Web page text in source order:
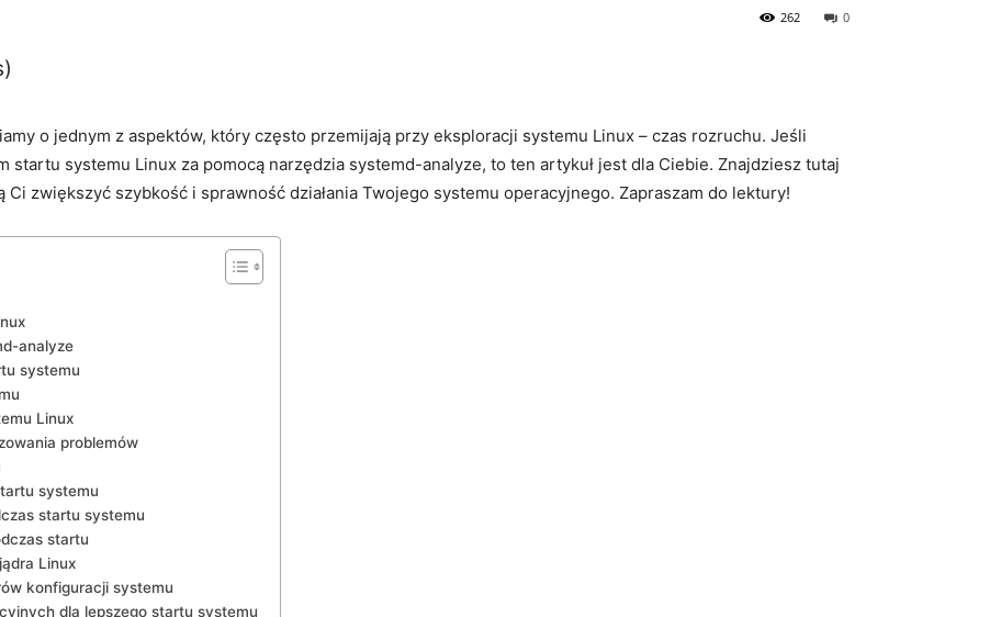
0
262
o jednym z aspektów, który często przemijają przy eksploracji systemu Linux – czas rozruchu. Jeśli
startu systemu Linux za pomocą narzędzia systemd-analyze, to ten‌ artykuł jest dla Ciebie. Znajdziesz tutaj
zwiększyć szybkość ‍i sprawność działania Twojego systemu operacyjnego. Zapraszam do lektury!
analyze
systemu
Linux
problemów
systemu
startu systemu
startu
Linux
konfiguracji systemu
dla lepszego startu systemu